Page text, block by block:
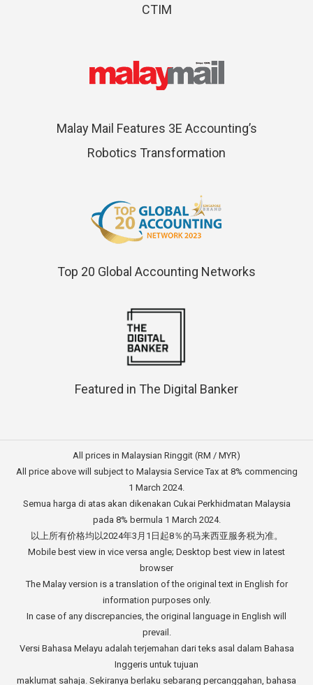
CTIM
Malay Mail Features 3E Accounting’s
Robotics Transformation
Top 20 Global Accounting Networks
Featured in The Digital Banker
All prices in Malaysian Ringgit (RM / MYR)
All price above will subject to Malaysia Service Tax at 8% commencing
1 March 2024.
Semua harga di atas akan dikenakan Cukai Perkhidmatan Malaysia
pada 8% bermula 1 March 2024.
以上所有价格均以2024年3月1日起8％的马来西亚服务税为准。
Mobile best view in vice versa angle; Desktop best view in latest
browser
The Malay version is a translation of the original text in English for
information purposes only.
In case of any discrepancies, the original language in English will
prevail.
Versi Bahasa Melayu adalah terjemahan dari teks asal dalam Bahasa
Inggeris untuk tujuan
maklumat sahaja. Sekiranya berlaku sebarang percanggahan, bahasa